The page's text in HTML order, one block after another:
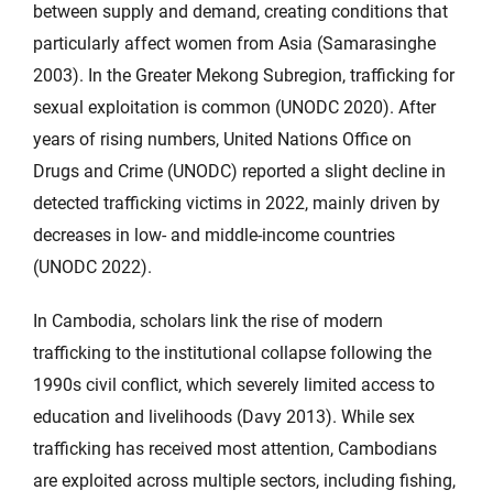
between supply and demand, creating conditions that
particularly affect women from Asia (Samarasinghe
2003). In the Greater Mekong Subregion, trafficking for
sexual exploitation is common (UNODC 2020). After
years of rising numbers, United Nations Office on
Drugs and Crime (UNODC) reported a slight decline in
detected trafficking victims in 2022, mainly driven by
decreases in low- and middle-income countries
(UNODC 2022).
In Cambodia, scholars link the rise of modern
trafficking to the institutional collapse following the
1990s civil conflict, which severely limited access to
education and livelihoods (Davy 2013). While sex
trafficking has received most attention, Cambodians
are exploited across multiple sectors, including fishing,